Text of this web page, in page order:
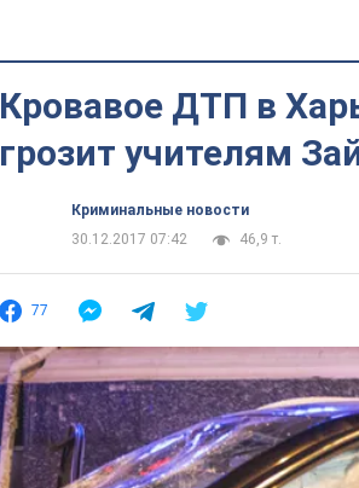
Кровавое ДТП в
грозит учителям
Криминальные новости
30.12.2017 07:42
46,9 т.
77